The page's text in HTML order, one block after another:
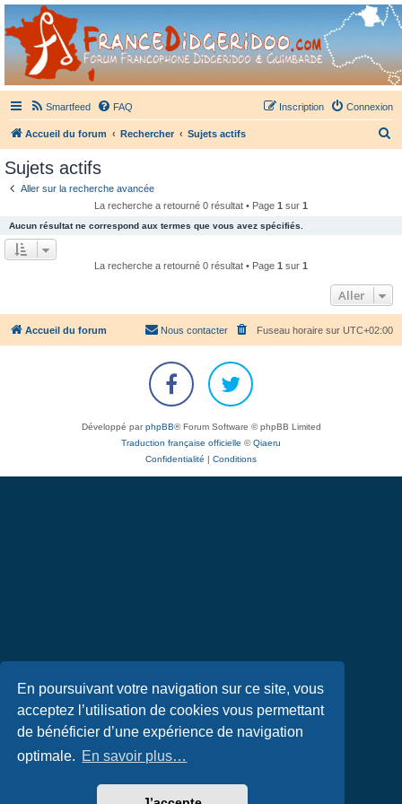
En poursuivant votre navigation sur ce site, vous
acceptez l’utilisation de cookies vous permettant
de bénéficier d’une expérience de navigation
optimale. En savoir plus…
France Didgeridoo
Didgeridoo et Guimbarde sur France Didgeridoo - retrouvez la communauté.
Smartfeed FAQ Connexion
Inscription
Accueil du forum Rechercher Sujets actifs
h
e
r
Sujets actifs
Aller sur la recherche avancée
La recherche a retourné 0 résultat • Page 1 sur 1
Aucun résultat ne correspond aux termes que vous avez spécifiés.
La recherche a retourné 0 résultat • Page 1 sur 1
Aller
Accueil du forum Fuseau horaire sur UTC+02:00
Nous contacter
Développé parphpBB® Forum Software © phpBB Limited
Traduction française officielle ©Qiaeru
Confidentialité | Conditions